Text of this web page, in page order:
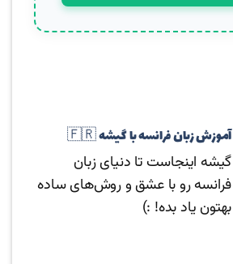
آموزش زبان فرانسه با گیشه 🇫🇷
گیشه اینجاست تا دنیای زبان
فرانسه رو با عشق و روش‌های ساده
بهتون یاد بده! :)